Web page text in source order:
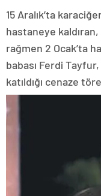
15 Aralık’ta
hastaneye
rağmen 2 Ocak’ta
babası Ferdi
katıldığı cenaze